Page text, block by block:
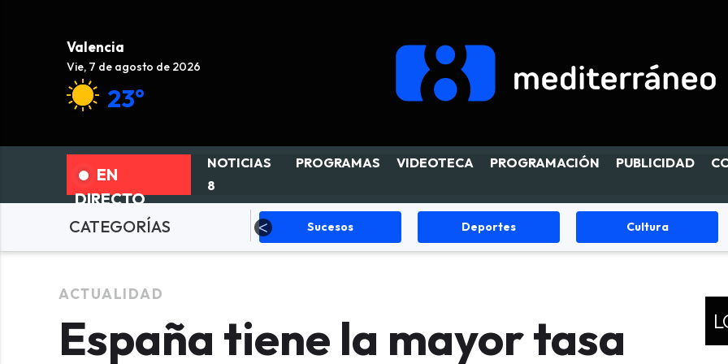
Valencia
Vie, 7 de agosto de 2026
23°
EN
DIRECTO
NOTICIAS
8
PROGRAMAS VIDEOTECA PROGRAMACIÓN PUBLICIDAD
CATEGORÍASPolítica Sucesos Deportes Cultura
ACTUALIDAD
España tiene la mayor tasa